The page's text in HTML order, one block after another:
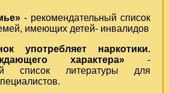
- рекомендательный список
имеющих детей- инвалидов
употребляет наркотики.
характера» -
список литературы для